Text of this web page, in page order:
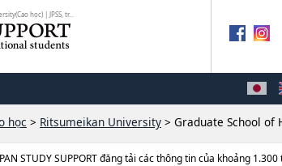
học) | JPSS, tr...
học > Ritsumeikan University > Graduate School of
STUDY SUPPORT đăng tải các thông tin của khoảng